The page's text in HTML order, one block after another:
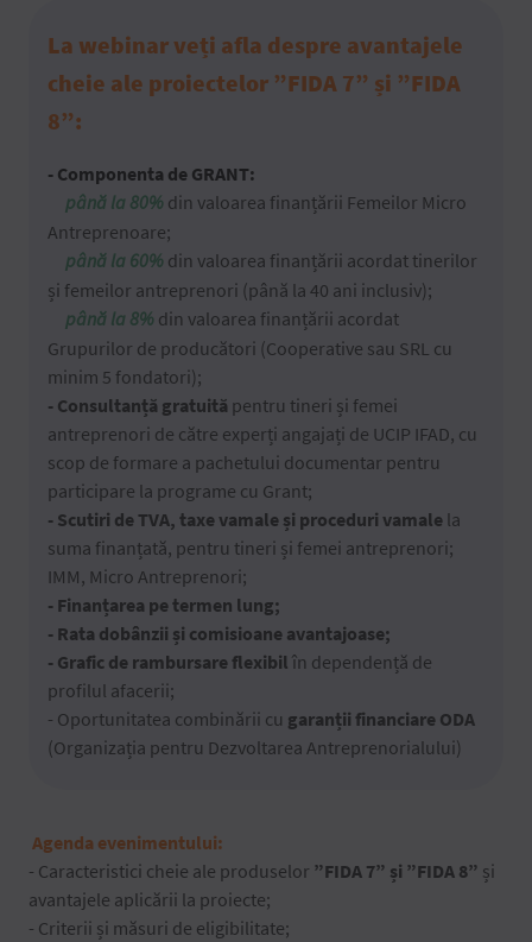
La webinar veți afla despre avantajele
cheie ale proiectelor ”FIDA 7” și ”FIDA
8”:
- Componenta de GRANT:
până la 80% din valoarea finanțării Femeilor Micro
Antreprenoare;
până la 60% din valoarea finanțării acordat tinerilor
și femeilor antreprenori (până la 40 ani inclusiv);
până la 8% din valoarea finanțării acordat
Grupurilor de producători (Cooperative sau SRL cu
minim 5 fondatori);
- Consultanță gratuită pentru tineri și femei
antreprenori de către experți angajați de UCIP IFAD, cu
scop de formare a pachetului documentar pentru
participare la programe cu Grant;
- Scutiri de TVA, taxe vamale și proceduri vamale la
suma finanțată, pentru tineri și femei antreprenori;
IMM, Micro Antreprenori;
- Finanțarea pe termen lung;
- Rata dobânzii și comisioane avantajoase;
- Grafic de rambursare flexibil în dependență de
profilul afacerii;
- Oportunitatea combinării cu garanții financiare ODA
(Organizația pentru Dezvoltarea Antreprenorialului)
Agenda evenimentului:
- Caracteristici cheie ale produselor ”FIDA 7” și ”FIDA 8” și
avantajele aplicării la proiecte;
- Criterii și măsuri de eligibilitate;